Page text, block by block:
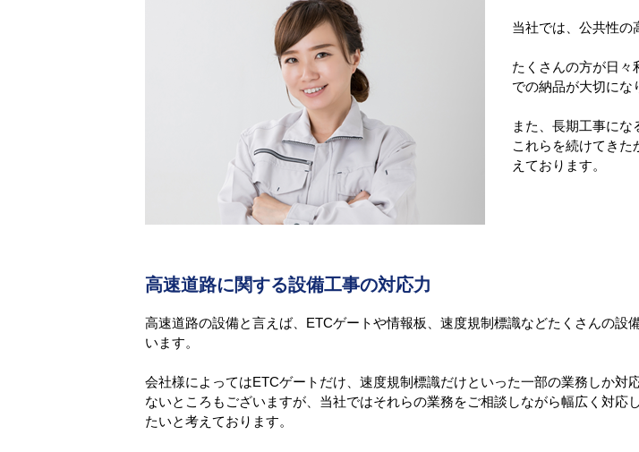
当社では、公共性の
たくさんの方が日々
での納品が大切にな
また、長期工事にな
これらを続けてき
えております。
高速道路に関する設備工事の対応力
高速道路の設備と言えば、ETCゲートや情報板、速度規制標識などたくさんの設
います。
会社様によってはETCゲートだけ、速度規制標識だけといった一部の業務しか対
ないところもございますが、当社ではそれらの業務をご相談しながら幅広く対応
たいと考えております。